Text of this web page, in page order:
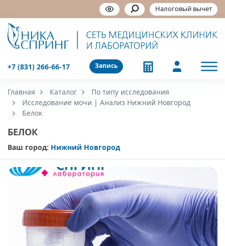
Налоговый вычет
Запись
+7 (831) 266-66-17
Главная Каталог
По типу исследования
Исследование мочи | Анализ Нижний Новгород
Белок
БЕЛОК
Ваш город: Нижний Новгород